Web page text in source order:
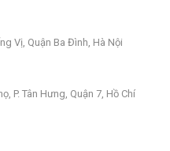
Vị, Quận Ba Đình, Hà Nội
P. Tân Hưng, Quận 7, Hồ Chí